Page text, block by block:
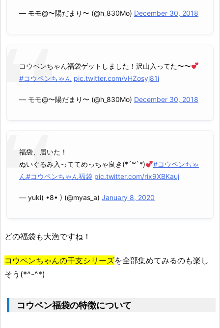
— モモ@〜陽だまり〜 (@h_830Mo) December 30, 2018
コウペンちゃん福袋ゲットしました！沢山入ってた〜〜
#コウペンちゃん pic.twitter.com/vHZosyj81i
— モモ@〜陽だまり〜 (@h_830Mo) December 30, 2018
福袋、届いた！
ぬいぐるみ入っててめっちゃ良き(*´꒳`*)
#コウペンちゃ
ん#コウペンちゃん福袋 pic.twitter.com/rix9XBKauj
— yuki( •8• ) (@myas_a) January 8, 2020
どの福袋も大漁ですね！
コウペンちゃんの干支シリーズを全部集めてみるのも楽し
そう(*^-^*)
コウペン福袋の特徴について